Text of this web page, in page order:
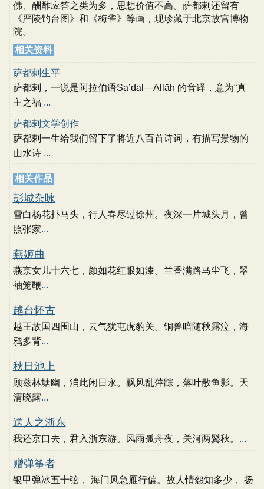
佛、酬酢应答之类为多，思想价值不高。萨都剌还留有
《严陵钓台图》和《梅雀》等画，现珍藏于北京故宫博物
院。
相关资料
萨都剌生平
萨都剌，一说是阿拉伯语Sa’dal—Allāh 的音译，意为“真
主之福 ...
萨都剌文学创作
萨都剌一生给我们留下了将近八百首诗词，有描写景物的
山水诗 ...
相关作品
彭城杂咏
雪白杨花扑马头，行人春尽过徐州。夜深一片城头月，曾
照张家...
燕姬曲
燕京女儿十六七，颜如花红眼如漆。兰香满路马尘飞，翠
袖笼鞭...
越台怀古
越王故国四围山，云气犹屯虎豹关。铜兽暗随秋露泣，海
鸦多背...
秋日池上
顾兹林塘幽，消此闲日永。飘风乱萍踪，落叶散鱼影。天
清晓露...
送人之浙东
我还京口去，君入浙东游。风雨孤舟夜，关河两鬓秋。 ...
赠弹筝者
银甲弹冰五十弦， 海门风急雁行偏。故人情怨知多少， 扬